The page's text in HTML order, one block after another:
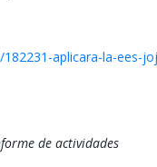
aplicara-la-ees-
de actividades